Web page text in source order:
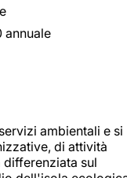
annuale
ambientali e si
di attività
sul